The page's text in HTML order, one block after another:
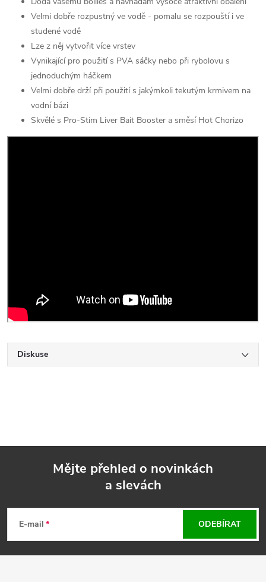
Velmi dobře rozpustný ve vodě - pomalu se rozpouští i ve
studené vodě
Lze z něj vytvořit více vrstev
Vynikající pro použití s PVA sáčky nebo při rybolovu s
jednoduchým háčkem
Velmi dobře drží při použití s jakýmkoli tekutým krmivem na
vodní bázi
Skvělé s Pro-Stim Liver Bait Booster a směsí Hot Chorizo
Diskuse
p
Mějte přehled o novinkách
a slevách
E-mail ODEBÍRAT